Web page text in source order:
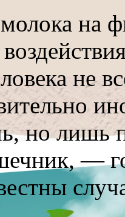
на
не
но лишь
—